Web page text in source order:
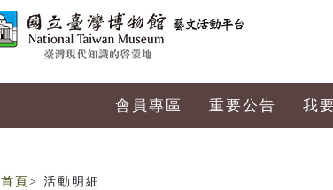
會員專區 重要公告 我
首頁 > 活動明細